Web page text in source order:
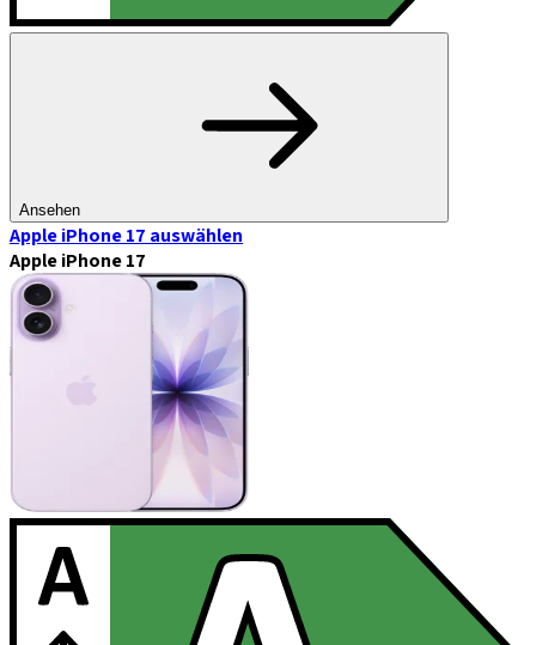
Ansehen
Apple iPhone 17 auswählen
Apple iPhone 17